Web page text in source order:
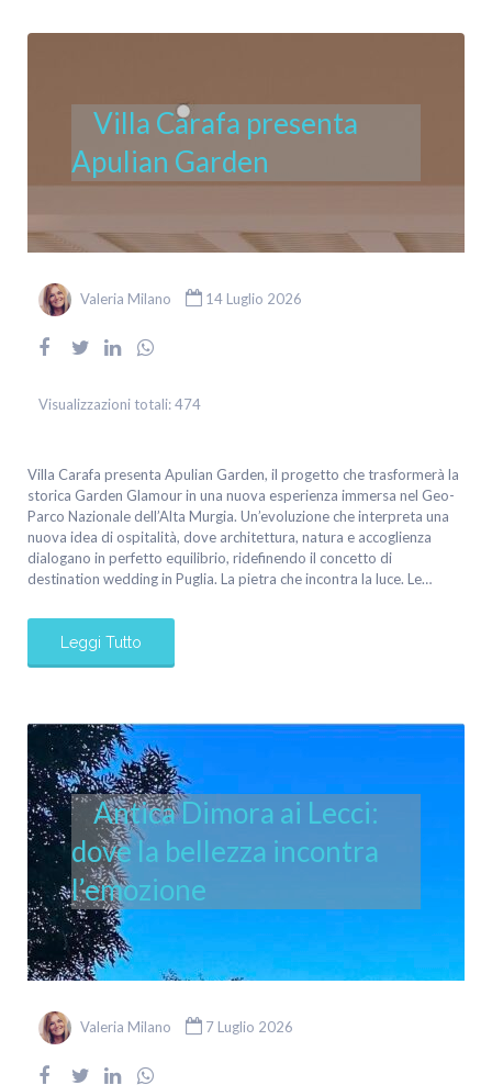
Villa Carafa presenta
Apulian Garden
Valeria Milano 14 Luglio 2026
Visualizzazioni totali:474
Villa Carafa presenta Apulian Garden, il progetto che trasformerà la
storica Garden Glamour in una nuova esperienza immersa nel Geo-
Parco Nazionale dell’Alta Murgia. Un’evoluzione che interpreta una
nuova idea di ospitalità, dove architettura, natura e accoglienza
dialogano in perfetto equilibrio, ridefinendo il concetto di
destination wedding in Puglia. La pietra che incontra la luce. Le…
Leggi Tutto
Antica Dimora ai Lecci:
dove la bellezza incontra
l’emozione
Valeria Milano 7 Luglio 2026